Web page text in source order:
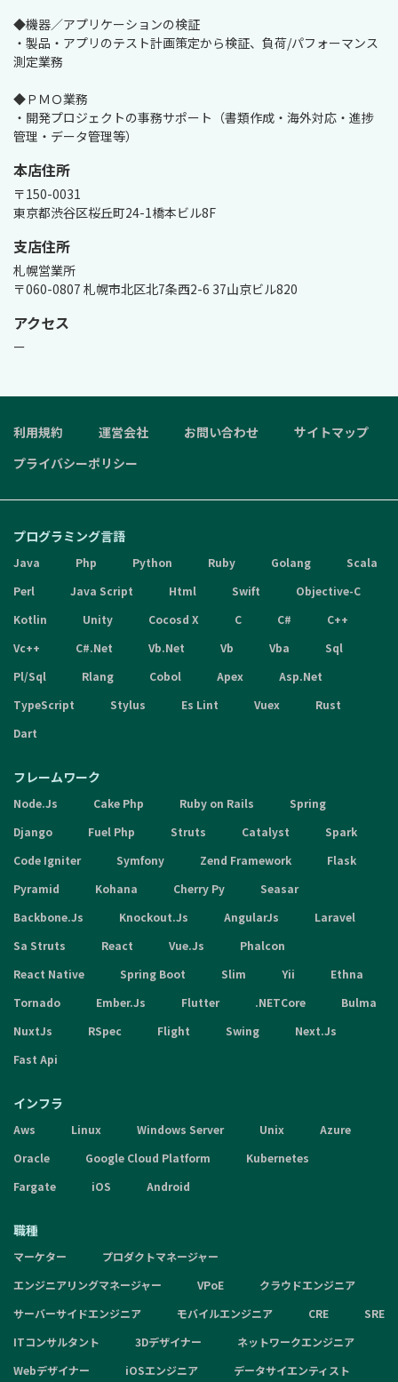
◆機器／アプリケーションの検証
・製品・アプリのテスト計画策定から検証、負荷/パフォーマンス
測定業務
◆ＰＭＯ業務
・開発プロジェクトの事務サポート（書類作成・海外対応・進捗
管理・データ管理等）
本店住所
〒150-0031
東京都渋谷区桜丘町24-1橋本ビル8F
支店住所
札幌営業所
〒060-0807 札幌市北区北7条西2-6 37山京ビル820
アクセス
ー
利用規約 運営会社 お問い合わせ
サイトマップ
プライバシーポリシー
プログラミング言語
Java Php Python Ruby Golang
Scala
Perl
Java Script Html Swift
Objective-C
Kotlin
Unity Cocosd X C C#
C++
Vc++
C#.Net Vb.Net Vb Vba
Sql
Pl/Sql
Rlang Cobol Apex
Asp.Net
TypeScript
Stylus Es Lint Vuex
Rust
Dart
フレームワーク
Node.Js Cake Php Ruby on Rails
Spring
Django
Fuel Php Struts Catalyst
Spark
Code Igniter
Symfony Zend Framework
Flask
Pyramid
Kohana Cherry Py
Seasar
Backbone.Js
Knockout.Js AngularJs
Laravel
Sa Struts
React Vue.Js
Phalcon
React Native
Spring Boot Slim Yii
Ethna
Tornado
Ember.Js Flutter .NETCore
Bulma
NuxtJs
RSpec Flight Swing
Next.Js
Fast Api
インフラ
Aws Linux Windows Server Unix
Azure
Oracle
Google Cloud Platform
Kubernetes
Fargate
iOS Android
職種
マーケター
プロダクトマネージャー
エンジニアリングマネージャー
VPoE
クラウドエンジニア
サーバーサイドエンジニア
モバイルエンジニア CRE
SRE
ITコンサルタント
3Dデザイナー
ネットワークエンジニア
Webデザイナー
iOSエンジニア データサイエンティスト